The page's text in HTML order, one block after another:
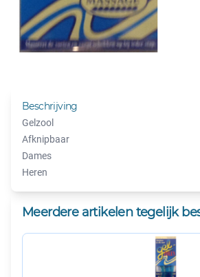
Beschrijving
Gelzool
Afknipbaar
Dames
Heren
Meerdere artikelen tegelijk